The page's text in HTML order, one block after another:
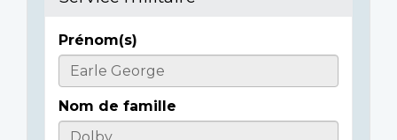
Informations
sur
l'individu
Prénom(s)
Nom de famille